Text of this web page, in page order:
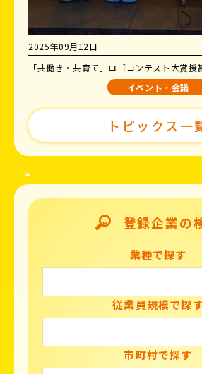
2025年09月12日
「共働き・共育て」ロゴコンテスト大賞授
イベント・会議
トピックス一
登録企業の
業種で探す
従業員規模で探
市町村で探す